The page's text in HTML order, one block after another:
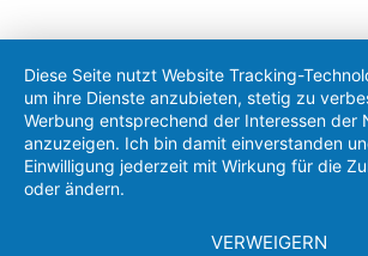
Diese Seite nutzt Website Tracking-
um ihre Dienste anzubieten, stetig zu
Werbung entsprechend der Interessen der
anzuzeigen. Ich bin damit einverstanden
Einwilligung jederzeit mit Wirkung für die
oder ändern.
VERWEIGERN